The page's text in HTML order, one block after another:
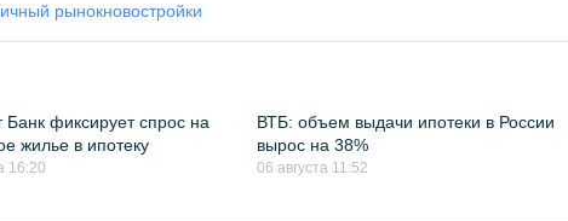
рынокновостройки
Банк фиксирует спрос на
жилье в ипотеку
16:20
ВТБ: объем выдачи ипотеки в России
вырос на 38%
06 августа 11:52